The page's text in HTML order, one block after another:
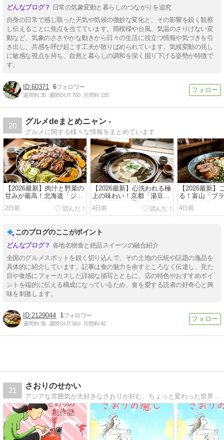
日常の気象変動と暮らしのつながりを追究
自身の日常で感じ取った天気や気候の微妙な変化と、その影響を鋭く観察
し伝えることに焦点を当てています。雨模様や台風、気温のさりげない変
動など、気象のささやかな動きから日々の生活に役立つ情報や気づきを引
き出し、共感を呼び起こす工夫が散りばめられています。気候変動の兆し
に敏感な視点を持ち、自然と暮らしの調和を深く掘り下げる姿勢が特徴で
す。
60371 6
週間IN:35 週間OUT:700 月間IN:135
20
グルメdeまとめニャン -
グルメに関する様々な情報をまとめています
【2026最新】肉汁と野菜の
甘みが最高！北海道「ジン
ギスカン」絶対行くべき名
店まとめ！
2日前
【2026最新】心洗われる極
上の味わい！京都「湯豆
腐」地元民も通う名店リサ
ーチまとめ！ ＃和食
4日前
【2026最新】
る！富山「ブ
ン」地元民お
とめ！ ＃ラー
4日前
このブログのここがポイント
各地名物食と絶品スイーツの融合紹介
全国のグルメスポットを鋭く切り込んで、その土地の伝統や話題の逸品を
具体的に紹介しています。記事は食の魅力を余すところなく伝達し、見た
目や食感にフォーカスした詳細な描写とともに、店の特色やおすすめポイ
ントを端的に伝える構成になっているため、食を愛する読者の好奇心と興
味を刺激します。
2129044 1
週間IN:35 週間OUT:560 月間IN:42
21
さおりのせかい
アジアな雰囲気が大好きなさおりが好む、ちょっと変わった世界へご案内します。